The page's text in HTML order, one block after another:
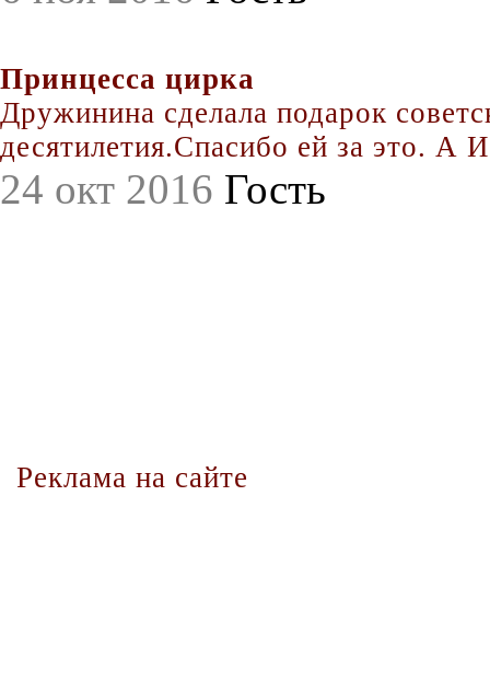
Принцесса цирка
Дружинина сделала подарок
десятилетия.Спасибо ей за это. А
24 окт 2016 Гость
Реклама на сайте